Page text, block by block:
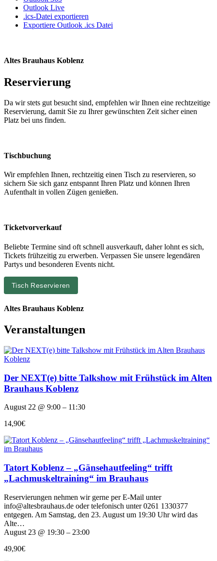
Outlook Live
.ics-Datei exportieren
Exportiere Outlook .ics Datei
Altes Brauhaus Koblenz
Reservierung
Da wir stets gut besucht sind, empfehlen wir Ihnen eine rechtzeitige
Reservierung, damit Sie zu Ihrer gewünschten Zeit sicher einen
Platz bei uns finden.
Tischbuchung
Wir empfehlen Ihnen, rechtzeitig einen Tisch zu reservieren, so
sichern Sie sich ganz entspannt Ihren Platz und können Ihren
Aufenthalt in vollen Zügen genießen.
Ticketvorverkauf
Beliebte Termine sind oft schnell ausverkauft, daher lohnt es sich,
Tickets frühzeitig zu erwerben. Verpassen Sie unsere legendären
Partys und besonderen Events nicht.
Tisch Reservieren
Altes Brauhaus Koblenz
Veranstaltungen
Der NEXT(e) bitte Talkshow mit Frühstück im Alten
Brauhaus Koblenz
August 22 @ 9:00 – 11:30
14,90€
Tatort Koblenz – „Gänsehautfeeling“ trifft
„Lachmuskeltraining“ im Brauhaus
Reservierungen nehmen wir gerne per E-Mail unter
info@altesbrauhaus.de oder telefonisch unter 0261 1330377
entgegen. Am Samstag, den 23. August um 19:30 Uhr wird das
Alte…
August 23 @ 19:30 – 23:00
49,90€